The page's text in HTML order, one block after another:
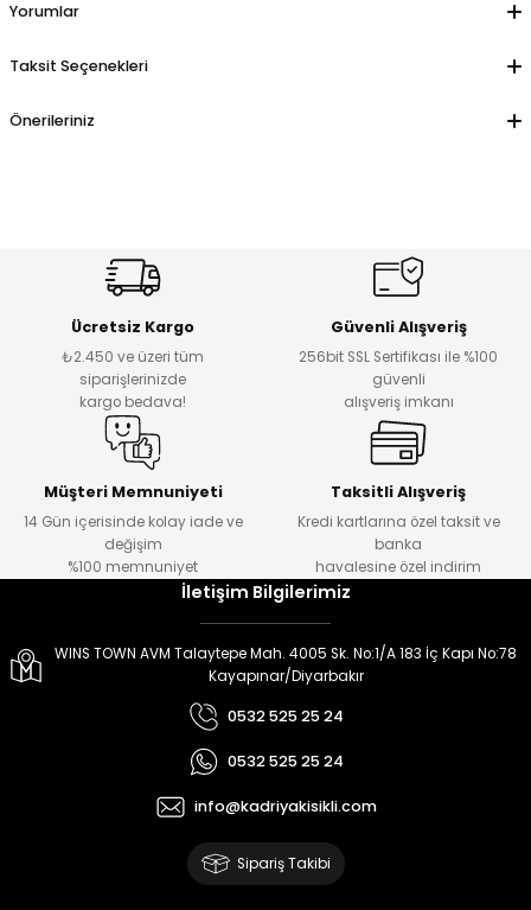
Yorumlar
Taksit Seçenekleri
Önerileriniz
Ücretsiz Kargo
₺2.450 ve üzeri tüm
siparişlerinizde
kargo bedava!
Güvenli Alışveriş
256bit SSL Sertifikası ile %100
güvenli
alışveriş imkanı
Müşteri Memnuniyeti
14 Gün içerisinde kolay iade ve
değişim
%100 memnuniyet
Taksitli Alışveriş
Kredi kartlarına özel taksit ve
banka
havalesine özel indirim
İletişim Bilgilerimiz
WINS TOWN AVM Talaytepe Mah. 4005 Sk. No:1/A 183 İç Kapı No:78
Kayapınar/Diyarbakır
0532 525 25 24
0532 525 25 24
info@kadriyakisikli.com
Sipariş Takibi